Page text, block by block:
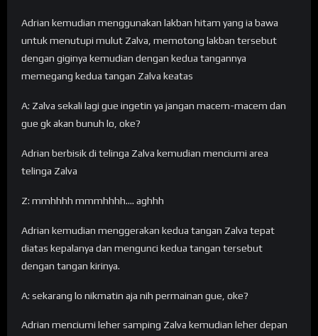
Adrian kemudian menggunakan lakban hitam yang ia bawa
untuk menutupi mulut Zalva, memotong lakban tersebut
dengan giginya kemudian dengan kedua tangannya
memegang kedua tangan Zalva keatas
A: Zalva sekali lagi gue ingetin ya jangan macem-macem dan
gue gk akan bunuh lo, oke?
Adrian berbisik di telinga Zalva kemudian menciumi area
telinga Zalva
Z: mmhhhh mmmhhhh…. aghhh
Adrian kemudian menggerakan kedua tangan Zalva tepat
diatas kepalanya dan mengunci kedua tangan tersebut
dengan tangan kirinya.
A: sekarang lo nikmatin aja nih permainan gue, oke?
Adrian menciumi leher samping Zalva kemudian leher depan